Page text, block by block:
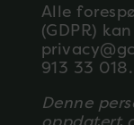
Alle
(GDPR)
913 33 018.
Denne